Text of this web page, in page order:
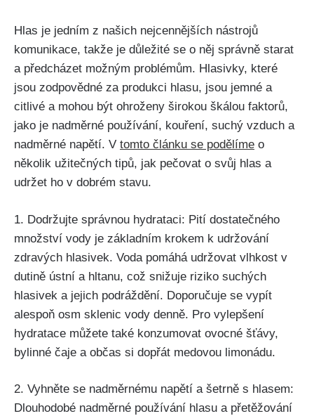
Hlas je jedním z našich nejcennějších nástrojů
komunikace, takže je důležité se o něj správně starat
a předcházet možným problémům. Hlasivky, které
jsou zodpovědné za produkci​ hlasu,⁣ jsou jemné a​
citlivé a mohou být ohroženy širokou škálou faktorů,
jako je nadměrné používání, kouření, suchý vzduch a ​
nadměrné napětí.⁢ V tomto článku se podělíme o
několik užitečných tipů, ⁤jak ⁤pečovat o svůj hlas​ a
udržet ho v dobrém stavu.
1. Dodržujte správnou hydrataci: Pití⁤ dostatečného
‌množství vody je základním krokem k udržování
⁣zdravých⁣ hlasivek. Voda pomáhá udržovat vlhkost v
dutině ústní‍ a ⁤hltanu, což snižuje riziko suchých
hlasivek a jejich⁢ podráždění.⁤ Doporučuje se vypít
‌alespoň⁤ osm sklenic ‌vody denně. Pro vylepšení‌
hydratace můžete také⁢ konzumovat ovocné ‍šťávy,
bylinné čaje a občas si dopřát medovou limonádu.
2. Vyhněte se nadměrnému napětí a šetrně​ s hlasem:
Dlouhodobé nadměrné používání ‌hlasu a​ přetěžování